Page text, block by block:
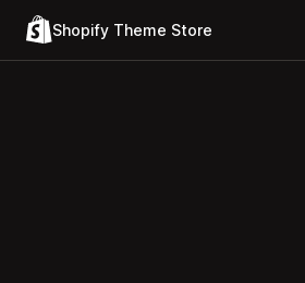
Shopify Theme Store